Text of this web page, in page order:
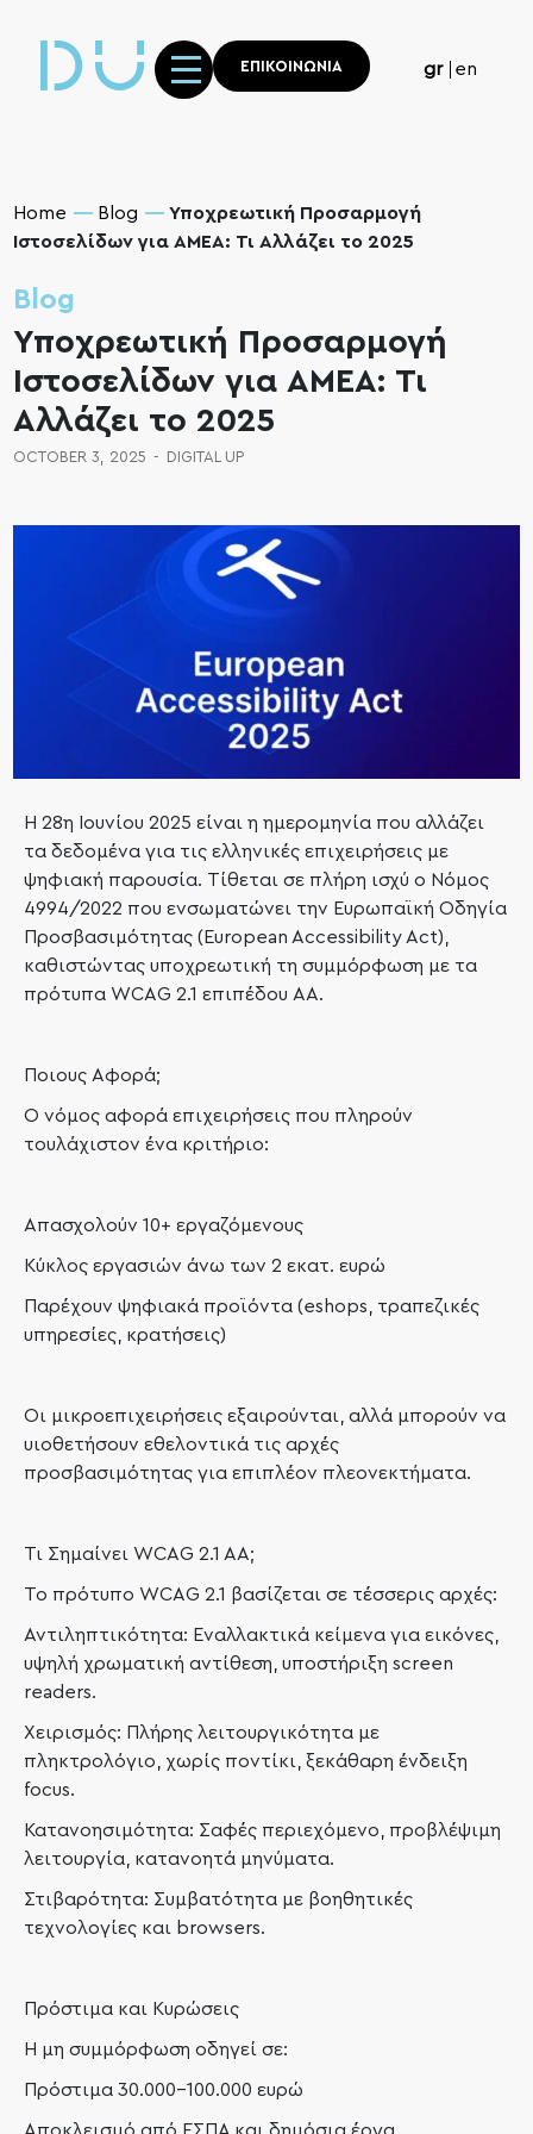
gr en
ΕΠΙΚΟΙΝΩΝΙΑ
Home Blog
Υποχρεωτική Προσαρμογή
Ιστοσελίδων για ΑΜΕΑ: Τι Αλλάζει το 2025
Blog
Υποχρεωτική Προσαρμογή
Ιστοσελίδων για ΑΜΕΑ: Τι
Αλλάζει το 2025
OCTOBER 3, 2025 - DIGITAL UP
Η 28η Ιουνίου 2025 είναι η ημερομηνία που αλλάζει
τα δεδομένα για τις ελληνικές επιχειρήσεις με
ψηφιακή παρουσία. Τίθεται σε πλήρη ισχύ ο Νόμος
4994/2022 που ενσωματώνει την Ευρωπαϊκή Οδηγία
Προσβασιμότητας (European Accessibility Act),
καθιστώντας υποχρεωτική τη συμμόρφωση με τα
πρότυπα WCAG 2.1 επιπέδου AA.
Ποιους Αφορά;
Ο νόμος αφορά επιχειρήσεις που πληρούν
τουλάχιστον ένα κριτήριο:
Απασχολούν 10+ εργαζόμενους
Κύκλος εργασιών άνω των 2 εκατ. ευρώ
Παρέχουν ψηφιακά προϊόντα (eshops, τραπεζικές
υπηρεσίες, κρατήσεις)
Οι μικροεπιχειρήσεις εξαιρούνται, αλλά μπορούν να
υιοθετήσουν εθελοντικά τις αρχές
προσβασιμότητας για επιπλέον πλεονεκτήματα.
Τι Σημαίνει WCAG 2.1 AA;
Το πρότυπο WCAG 2.1 βασίζεται σε τέσσερις αρχές:
Αντιληπτικότητα: Εναλλακτικά κείμενα για εικόνες,
υψηλή χρωματική αντίθεση, υποστήριξη screen
readers.
Χειρισμός: Πλήρης λειτουργικότητα με
πληκτρολόγιο, χωρίς ποντίκι, ξεκάθαρη ένδειξη
focus.
Κατανοησιμότητα: Σαφές περιεχόμενο, προβλέψιμη
λειτουργία, κατανοητά μηνύματα.
Στιβαρότητα: Συμβατότητα με βοηθητικές
τεχνολογίες και browsers.
Πρόστιμα και Κυρώσεις
Η μη συμμόρφωση οδηγεί σε:
Πρόστιμα 30.000-100.000 ευρώ